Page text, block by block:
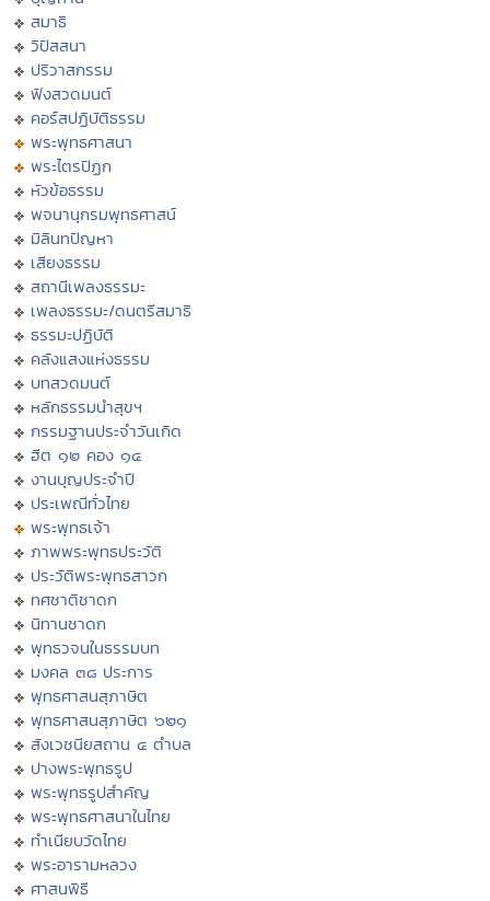
สมาธิ
วิปัสสนา
ปริวาสกรรม
ฟังสวดมนต์
คอร์สปฏิบัติธรรม
พระพุทธศาสนา
พระไตรปิฏก
หัวข้อธรรม
พจนานุกรมพุทธศาสน์
มิลินทปัญหา
เสียงธรรม
สถานีเพลงธรรมะ
เพลงธรรมะ/ดนตรีสมาธิ
ธรรมะปฏิบัติ
คลังแสงแห่งธรรม
บทสวดมนต์
หลักธรรมนำสุขฯ
กรรมฐานประจำวันเกิด
ฮีต ๑๒ คอง ๑๔
งานบุญประจำปี
ประเพณีทั่วไทย
พระพุทธเจ้า
ภาพพระพุทธประวัติ
ประวัติพระพุทธสาวก
ทศชาติชาดก
นิทานชาดก
พุทธวจนในธรรมบท
มงคล ๓๘ ประการ
พุทธศาสนสุภาษิต
พุทธศาสนสุภาษิต ๖๒๑
สังเวชนียสถาน ๔ ตำบล
ปางพระพุทธรูป
พระพุทธรูปสำคัญ
พระพุทธศาสนาในไทย
ทำเนียบวัดไทย
พระอารามหลวง
ศาสนพิธี